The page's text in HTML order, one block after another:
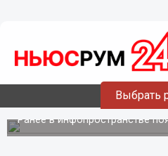
Выбрать
27.08.202314:27
Носков опроверг
поста мэра
Ранее в инфопространстве